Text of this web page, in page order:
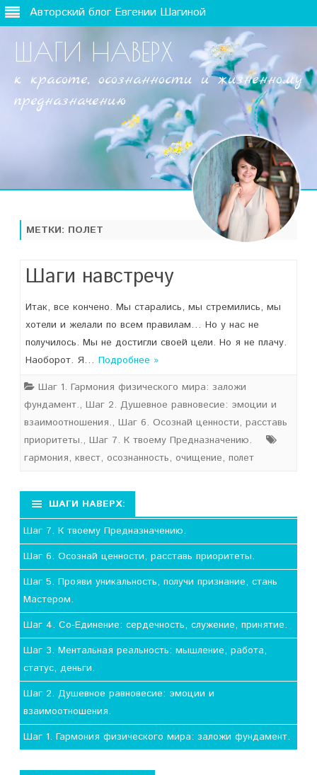
Авторский блог Евгении Шагиной
ШАГИ НАВЕРХ
к красоте, осознанности и жизненному
предназначению
МЕТКИ: ПОЛЕТ
Шаги навстречу
Итак, все кончено. Мы старались, мы стремились, мы
хотели и желали по всем правилам… Но у нас не
получилось. Мы не достигли своей цели. Но я не плачу.
Наоборот. Я… Подробнее »
Шаг 1. Гармония физического мира: заложи
фундамент., Шаг 2. Душевное равновесие: эмоции и
взаимоотношения., Шаг 6. Осознай ценности, расставь
приоритеты., Шаг 7. К твоему Предназначению.
гармония, квест, осознанность, очищение, полет
ШАГИ НАВЕРХ:
Шаг 7. К твоему Предназначению.
Шаг 6. Осознай ценности, расставь приоритеты.
Шаг 5. Прояви уникальность, получи признание, стань
Мастером.
Шаг 4. Со-Единение: сердечность, служение, принятие.
Шаг 3. Ментальная реальность: мышление, работа,
статус, деньги.
Шаг 2. Душевное равновесие: эмоции и
взаимоотношения.
Шаг 1. Гармония физического мира: заложи фундамент.